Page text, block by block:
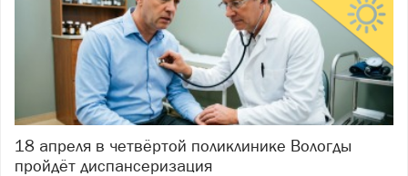
18 апреля в четвёртой поликлинике Вологды
пройдёт диспансеризация